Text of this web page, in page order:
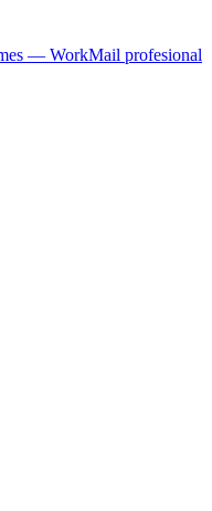
— WorkMail profesional